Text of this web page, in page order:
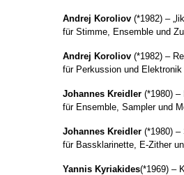
Andrej Koroliov (*1982) –
für Stimme, Ensemble und
Andrej Koroliov (*1982) –
für Perkussion und Elektronik
Johannes Kreidler (*1980) –
für Ensemble, Sampler und
Johannes Kreidler (*1980) –
für Bassklarinette, E-Zither
Yannis Kyriakides(*1969) –